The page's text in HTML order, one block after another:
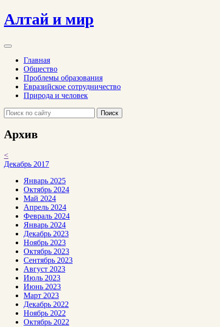
Алтай и мир
Главная
Общество
Проблемы образования
Евразийское сотрудничество
Природа и человек
Поиск
Архив
<
Декабрь 2017
Январь 2025
Октябрь 2024
Май 2024
Апрель 2024
Февраль 2024
Январь 2024
Декабрь 2023
Ноябрь 2023
Октябрь 2023
Сентябрь 2023
Август 2023
Июль 2023
Июнь 2023
Март 2023
Декабрь 2022
Ноябрь 2022
Октябрь 2022